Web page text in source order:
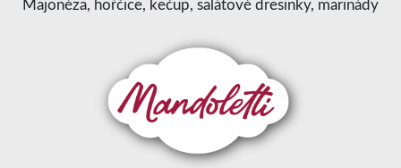
Majonéza, hořčice, kečup, salátové dresinky, marinády